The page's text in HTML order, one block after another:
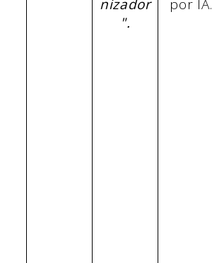
nizador
".
por IA.